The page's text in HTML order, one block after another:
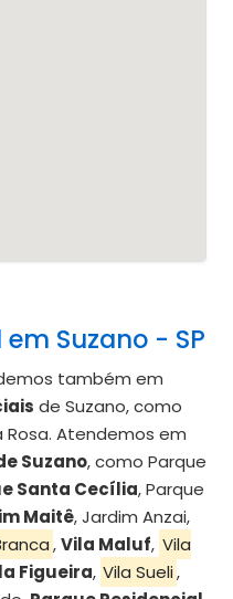
Suzano - SP
também em
de Suzano, como
Atendemos em
Suzano, como Parque
Santa Cecília, Parque
Maitê, Jardim Anzai,
,Vila Maluf, Vila
Figueira, Vila Sueli,